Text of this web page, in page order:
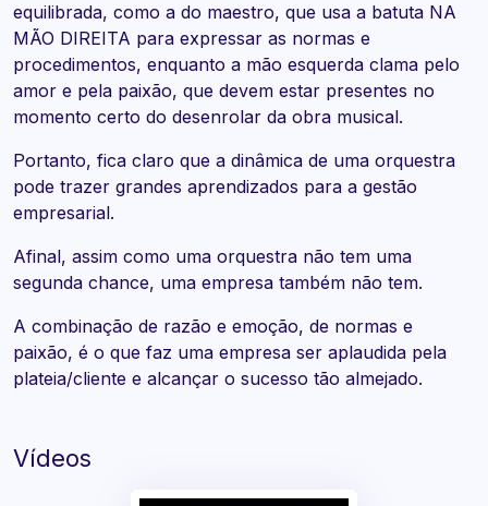
equilibrada, como a do maestro, que usa a batuta NA
MÃO DIREITA para expressar as normas e
procedimentos, enquanto a mão esquerda clama pelo
amor e pela paixão, que devem estar presentes no
momento certo do desenrolar da obra musical.
Portanto, fica claro que a dinâmica de uma orquestra
pode trazer grandes aprendizados para a gestão
empresarial.
Afinal, assim como uma orquestra não tem uma
segunda chance, uma empresa também não tem.
A combinação de razão e emoção, de normas e
paixão, é o que faz uma empresa ser aplaudida pela
plateia/cliente e alcançar o sucesso tão almejado.
Vídeos